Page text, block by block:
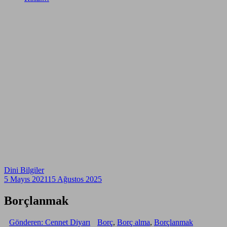
Dini Bilgiler
5 Mayıs 202115 Ağustos 2025
Borçlanmak
Gönderen: Cennet Diyarı Borç, Borç alma, Borçlanmak